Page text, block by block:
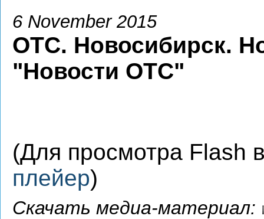
6 November 2015
ОТС. Новосибирск.
"Новости ОТС"
(Для просмотра Flash
плейер)
Скачать медиа-материал: